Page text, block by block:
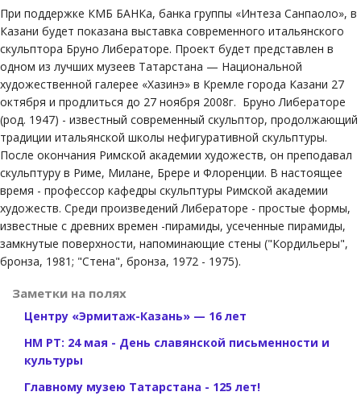
При поддержке КМБ БАНКа, банка группы «Интеза Санпаоло», в
Казани будет показана выставка современного итальянского
скульптора Бруно Либераторе. Проект будет представлен в
одном из лучших музеев Татарстана — Национальной
художественной галерее «Хазинэ» в Кремле города Казани 27
октября и продлиться до 27 ноября 2008г. Бруно Либераторе
(род. 1947) - известный современный скульптор, продолжающий
традиции итальянской школы нефигуративной скульптуры.
После окончания Римской академии художеств, он преподавал
скульптуру в Риме, Милане, Брере и Флоренции. В настоящее
время - профессор кафедры скульптуры Римской академии
художеств. Среди произведений Либераторе - простые формы,
известные с древних времен -пирамиды, усеченные пирамиды,
замкнутые поверхности, напоминающие стены ("Кордильеры",
бронза, 1981; "Стена", бронза, 1972 - 1975).
Заметки на полях
Центру «Эрмитаж-Казань» — 16 лет
НМ РТ: 24 мая - День славянской письменности и
культуры
Главному музею Татарстана - 125 лет!